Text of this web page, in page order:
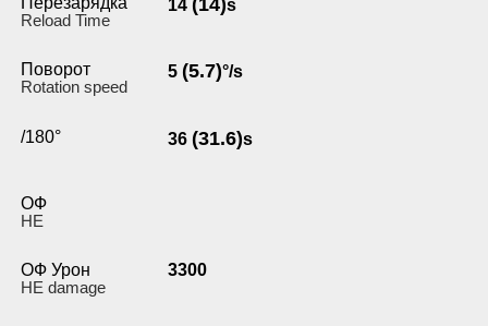
Reload Time
14 s
Поворот
Rotation speed
5 (5.7)°/s
/180° 36 (31.6)s
ОФ
HE
ОФ Урон
HE damage
3300